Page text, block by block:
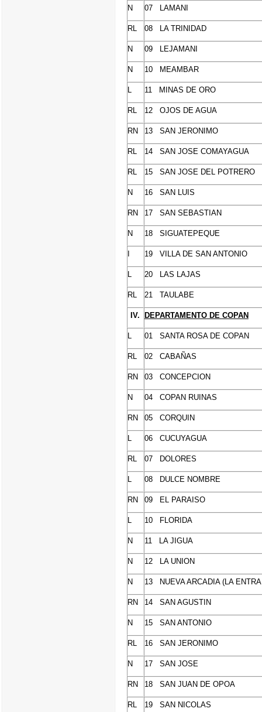
N 07 LAMANI
RL 08 LA TRINIDAD
N 09 LEJAMANI
N 10 MEAMBAR
L 11 MINAS DE ORO
RL 12 OJOS DE AGUA
RN 13 SAN JERONIMO
RL 14 SAN JOSE COMAYAGUA
RL 15 SAN JOSE DEL POTRERO
N 16 SAN LUIS
RN 17 SAN SEBASTIAN
N 18 SIGUATEPEQUE
I 19 VILLA DE SAN ANTONIO
L 20 LAS LAJAS
RL 21 TAULABE
IV. DEPARTAMENTODE COPAN
L 01 SANTA ROSA DE COPAN
RL 02 CABAÑAS
RN 03 CONCEPCION
N 04 COPAN RUINAS
RN 05 CORQUIN
L 06 CUCUYAGUA
RL 07 DOLORES
L 08 DULCE NOMBRE
RN 09 EL PARAISO
L 10 FLORIDA
N 11 LA JIGUA
N 12 LA UNION
N 13 NUEVA ARCADIA (LA
RN 14 SAN AGUSTIN
N 15 SAN ANTONIO
RL 16 SAN JERONIMO
N 17 SAN JOSE
RN 18 SAN JUAN DE OPOA
RL 19 SAN NICOLAS